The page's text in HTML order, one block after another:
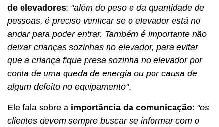
de elevadores: "além do peso e da quantidade de
pessoas, é preciso verificar se o elevador está no
andar para poder entrar. Também é importante não
deixar crianças sozinhas no elevador, para evitar
que a criança fique presa sozinha no elevador por
conta de uma queda de energia ou por causa de
algum defeito no equipamento".
Ele fala sobre a importância da comunicação: "os
clientes devem sempre buscar se informar com o